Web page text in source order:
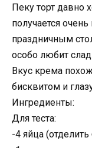
Пеку торт давно
получается
праздничным
особо любит
Вкус крема
бисквитом и
Ингредиенты:
Для теста:
-4 яйца